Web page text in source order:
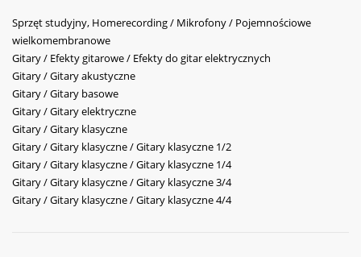
Sprzęt studyjny, Homerecording / Mikrofony / Pojemnościowe
wielkomembranowe
Gitary / Efekty gitarowe / Efekty do gitar elektrycznych
Gitary / Gitary akustyczne
Gitary / Gitary basowe
Gitary / Gitary elektryczne
Gitary / Gitary klasyczne
Gitary / Gitary klasyczne / Gitary klasyczne 1/2
Gitary / Gitary klasyczne / Gitary klasyczne 1/4
Gitary / Gitary klasyczne / Gitary klasyczne 3/4
Gitary / Gitary klasyczne / Gitary klasyczne 4/4